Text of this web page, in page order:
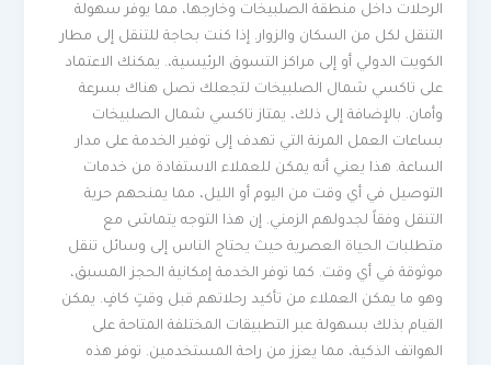
الرحلات داخل منطقة الصلبيخات وخارجها، مما يوفر سهولة
التنقل لكل من السكان والزوار. إذا كنت بحاجة للتنقل إلى مطار
الكويت الدولي أو إلى مراكز التسوق الرئيسية،. يمكنك الاعتماد
على تاكسي شمال الصلبيخات لتجعلك تصل هناك بسرعة
وأمان. بالإضافة إلى ذلك، يمتاز تاكسي شمال الصلبيخات
بساعات العمل المرنة التي تهدف إلى توفير الخدمة على مدار
الساعة. هذا يعني أنه يمكن للعملاء الاستفادة من خدمات
التوصيل في أي وقت من اليوم أو الليل، مما يمنحهم حرية
التنقل وفقاً لجدولهم الزمني. إن هذا التوجه يتماشى مع
متطلبات الحياة العصرية حيث يحتاج الناس إلى وسائل تنقل
موثوقة في أي وقت. كما توفر الخدمة إمكانية الحجز المسبق،
وهو ما يمكن العملاء من تأكيد رحلاتهم قبل وقتٍ كافٍ. يمكن
القيام بذلك بسهولة عبر التطبيقات المختلفة المتاحة على
الهواتف الذكية، مما يعزز من راحة المستخدمين. توفر هذه